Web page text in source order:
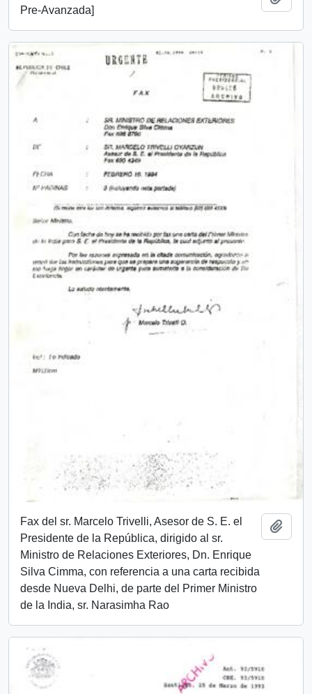
Pre-Avanzada]
Fax del sr. Marcelo Trivelli, Asesor de S. E. el
Presidente de la República, dirigido al sr.
Ministro de Relaciones Exteriores, Dn. Enrique
Silva Cimma, con referencia a una carta recibida
desde Nueva Delhi, de parte del Primer Ministro
de la India, sr. Narasimha Rao